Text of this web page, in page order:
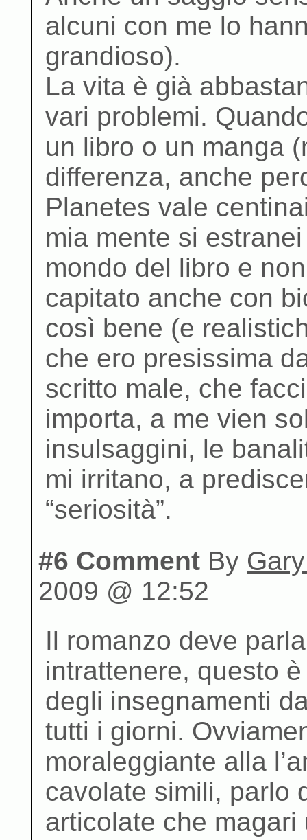
alcuni con me lo
grandioso).
La vita è già
vari problemi.
un libro o un manga
differenza, anche
Planetes vale
mia mente si
mondo del libro e
capitato anche con
così bene (e
che ero presissima
scritto male, che
importa, a me vien
insulsaggini, le
mi irritano, a
“seriosità”.
#6 Comment By
2009 @ 12:52
Il romanzo deve
intrattenere, questo
degli insegnamenti
tutti i giorni.
moraleggiante alla
cavolate simili, parlo
articolate che